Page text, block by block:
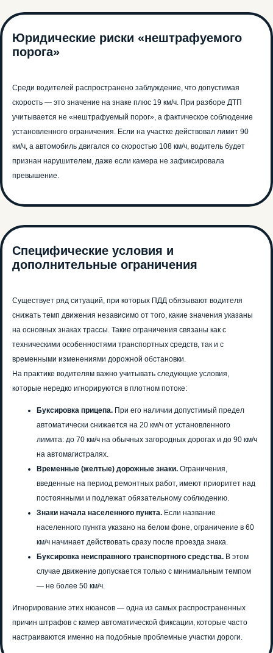
Юридические риски «нештрафуемого
порога»
Среди водителей распространено заблуждение, что допустимая
скорость — это значение на знаке плюс 19 км/ч. При разборе ДТП
учитывается не «нештрафуемый порог», а фактическое соблюдение
установленного ограничения. Если на участке действовал лимит 90
км/ч, а автомобиль двигался со скоростью 108 км/ч, водитель будет
признан нарушителем, даже если камера не зафиксировала
превышение.
Специфические условия и
дополнительные ограничения
Существует ряд ситуаций, при которых ПДД обязывают водителя
снижать темп движения независимо от того, какие значения указаны
на основных знаках трассы. Такие ограничения связаны как с
техническими особенностями транспортных средств, так и с
временными изменениями дорожной обстановки.
На практике водителям важно учитывать следующие условия,
которые нередко игнорируются в плотном потоке:
Буксировка прицепа. При его наличии допустимый предел
автоматически снижается на 20 км/ч от установленного
лимита: до 70 км/ч на обычных загородных дорогах и до 90 км/ч
на автомагистралях.
Временные (желтые) дорожные знаки. Ограничения,
введенные на период ремонтных работ, имеют приоритет над
постоянными и подлежат обязательному соблюдению.
Знаки начала населенного пункта. Если название
населенного пункта указано на белом фоне, ограничение в 60
км/ч начинает действовать сразу после проезда знака.
Буксировка неисправного транспортного средства. В этом
случае движение допускается только с минимальным темпом
— не более 50 км/ч.
Игнорирование этих нюансов — одна из самых распространенных
причин штрафов с камер автоматической фиксации, которые часто
настраиваются именно на подобные проблемные участки дороги.